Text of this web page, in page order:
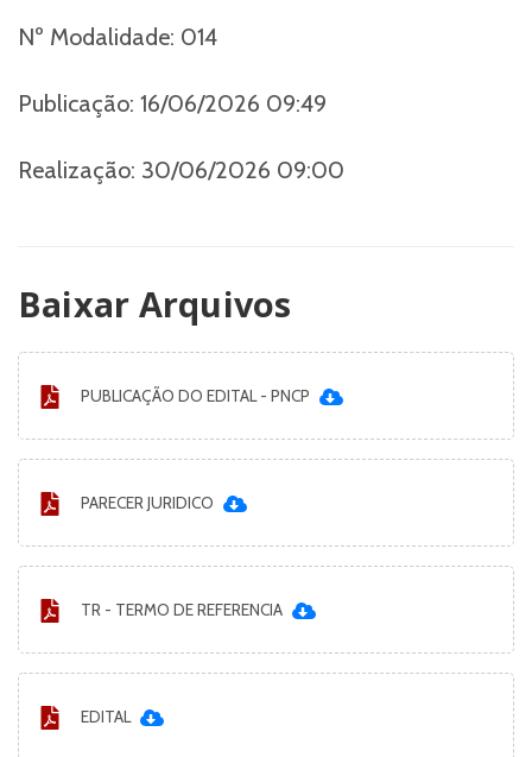
Nº Modalidade: 014
Publicação: 16/06/2026 09:49
Realização: 30/06/2026 09:00
Baixar Arquivos
PUBLICAÇÃO DO EDITAL - PNCP
PARECER JURIDICO
TR - TERMO DE REFERENCIA
EDITAL